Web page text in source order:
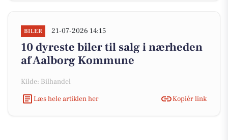
BILER 21-07-2026 14:15
10 dyreste biler til salg i nærheden
af Aalborg Kommune
Kilde: Bilhandel
Læs hele artiklen her
Kopiér link